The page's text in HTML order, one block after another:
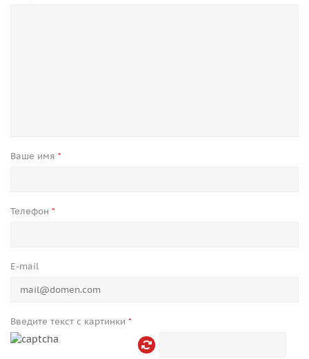
Ваше имя *
Телефон *
E-mail
Введите текст с картинки *